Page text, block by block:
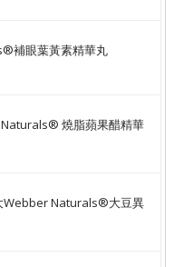
補眼葉黃素精華丸
燒脂蘋果醋精華
Webber Naturals®大豆異